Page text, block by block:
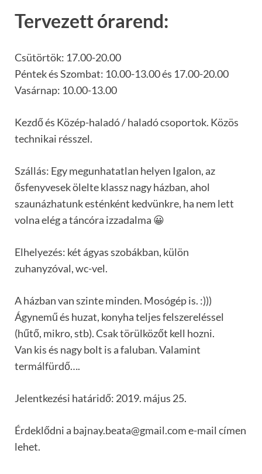
Tervezett órarend:
Csütörtök: 17.00-20.00
Péntek és Szombat: 10.00-13.00 és 17.00-20.00
Vasárnap: 10.00-13.00
Kezdő és Közép-haladó / haladó csoportok. Közös
technikai résszel.
Szállás: Egy megunhatatlan helyen Igalon, az
ősfenyvesek ölelte klassz nagy házban, ahol
szaunázhatunk esténként kedvünkre, ha nem lett
volna elég a táncóra izzadalma 😀
Elhelyezés: két ágyas szobákban, külön
zuhanyzóval, wc-vel.
A házban van szinte minden. Mosógép is. :)))
Ágynemű és huzat, konyha teljes felszereléssel
(hűtő, mikro, stb). Csak törülközőt kell hozni.
Van kis és nagy bolt is a faluban. Valamint
termálfürdő….
Jelentkezési határidő: 2019. május 25.
Érdeklődni a bajnay.beata@gmail.com e-mail címen
lehet.